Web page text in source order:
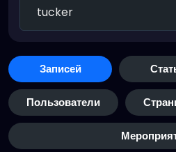
Записей
Пользователи